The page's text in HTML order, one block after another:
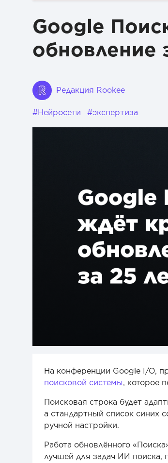
Google
обновление
Редакция Rookee
#Нейросети #экспертиза
На конференции Google I/O,
поисковой системы, которое
Поисковая строка будет
а стандартный список синих
ручной настройки.
Работа обновлённого
лучшей для задач ИИ поиска,